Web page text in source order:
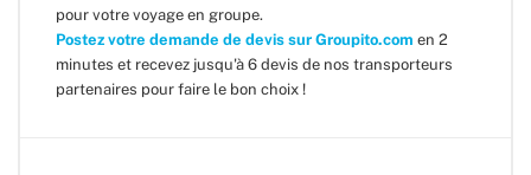
pour votre voyage en groupe.
Postez votre demande de devis sur Groupito.com en 2
minutes et recevez jusqu'à 6 devis de nos transporteurs
partenaires pour faire le bon choix !